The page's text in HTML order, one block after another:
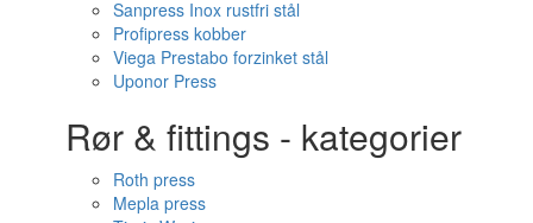
Sanpress Inox rustfri stål
Profipress kobber
Viega Prestabo forzinket stål
Uponor Press
Rør & fittings - kategorier
Roth press
Mepla press